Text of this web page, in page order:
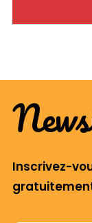
Inscrivez-